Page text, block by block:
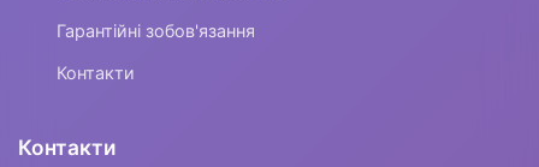
Гарантійні зобов'язання
Контакти
Контакти